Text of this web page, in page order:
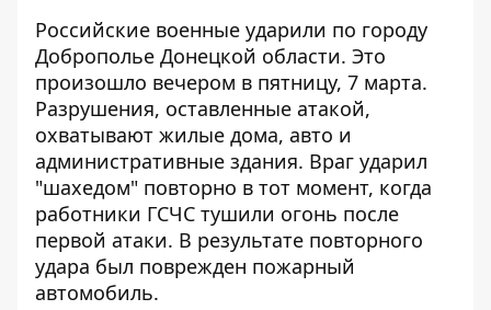
Российские военные ударили по городу
Доброполье Донецкой области. Это
произошло вечером в пятницу, 7 марта.
Разрушения, оставленные атакой,
охватывают жилые дома, авто и
административные здания. Враг ударил
"шахедом" повторно в тот момент, когда
работники ГСЧС тушили огонь после
первой атаки. В результате повторного
удара был поврежден пожарный
автомобиль.